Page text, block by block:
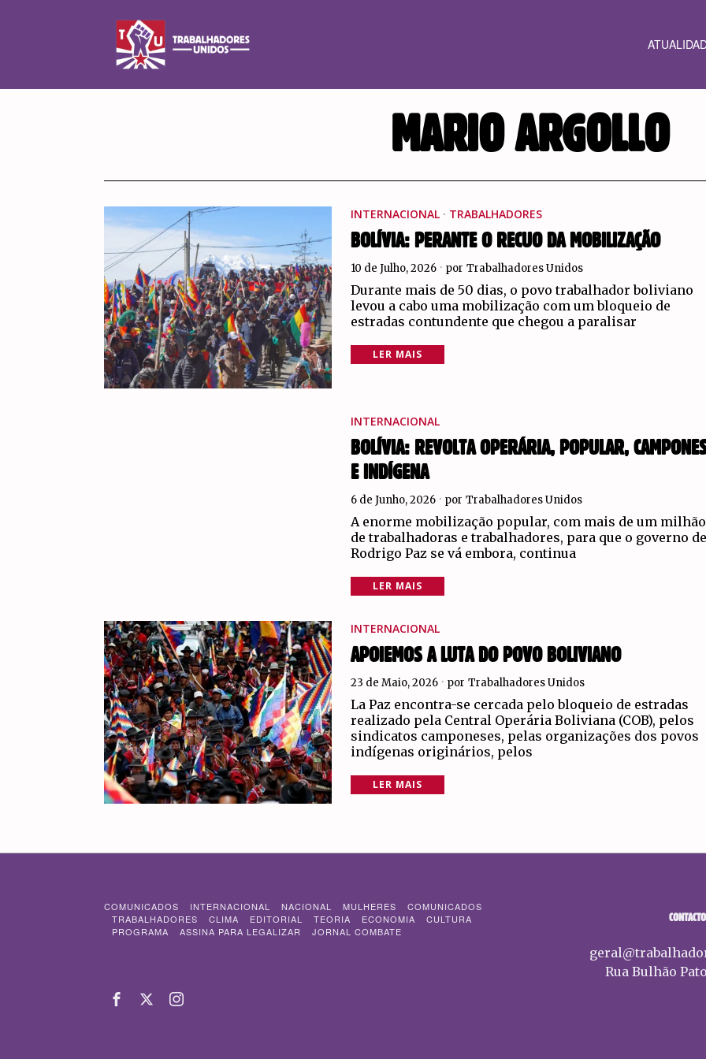
MARIO ARGOLLO
INTERNACIONAL · TRABALHADORES
BOLÍVIA: PERANTE O RECUO DA MOBILIZAÇÃO
10 de Julho, 2026 por Trabalhadores Unidos
Durante mais de 50 dias, o povo trabalhador boliviano
levou a cabo uma mobilização com um bloqueio de
estradas contundente que chegou a paralisar
LER MAIS
INTERNACIONAL
BOLÍVIA: REVOLTA OPERÁRIA, POPULAR,
E INDÍGENA
6 de Junho, 2026 por Trabalhadores Unidos
A enorme mobilização popular, com mais de um milhão
de trabalhadoras e trabalhadores, para que o governo de
Rodrigo Paz se vá embora, continua
LER MAIS
INTERNACIONAL
APOIEMOS A LUTA DO POVO BOLIVIANO
23 de Maio, 2026 por Trabalhadores Unidos
La Paz encontra-se cercada pelo bloqueio de estradas
realizado pela Central Operária Boliviana (COB), pelos
sindicatos camponeses, pelas organizações dos povos
indígenas originários, pelos
LER MAIS
COMUNICADOS INTERNACIONAL NACIONAL MULHERES
COMUNICADOS
TRABALHADORES
CLIMA EDITORIAL TEORIA ECONOMIA
CULTURA
PROGRAMA
ASSINA PARA LEGALIZAR JORNAL COMBATE
Rua Bulhão